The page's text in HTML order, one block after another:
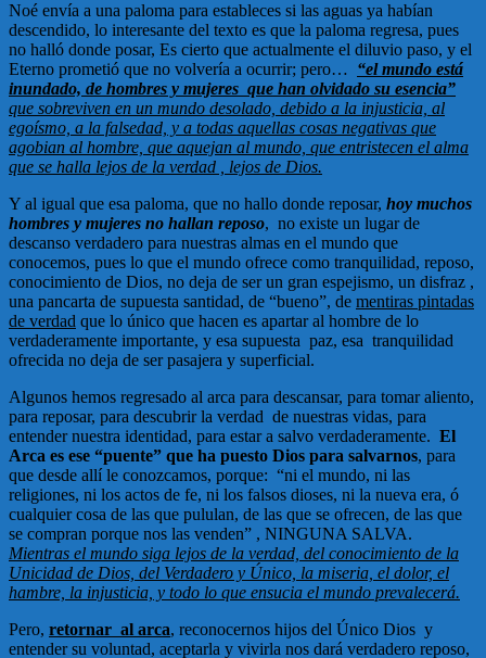
Noé envía a una paloma para estableces si las aguas ya habían
descendido, lo interesante del texto es que la paloma regresa, pues
no halló donde posar, Es cierto que actualmente el diluvio paso, y el
Eterno prometió que no volvería a ocurrir; pero… “el mundo está
inundado, de hombres y mujeres que han olvidado su esencia”
que sobreviven en un mundo desolado, debido a la injusticia, al
egoísmo, a la falsedad, y a todas aquellas cosas negativas que
agobian al hombre, que aquejan al mundo, que entristecen el alma
que se halla lejos de la verdad , lejos de Dios.
Y al igual que esa paloma, que no hallo donde reposar, hoy muchos
hombres y mujeres no hallan reposo, no existe un lugar de
descanso verdadero para nuestras almas en el mundo que
conocemos, pues lo que el mundo ofrece como tranquilidad, reposo,
conocimiento de Dios, no deja de ser un gran espejismo, un disfraz ,
una pancarta de supuesta santidad, de “bueno”, de mentiras pintadas
de verdad que lo único que hacen es apartar al hombre de lo
verdaderamente importante, y esa supuesta paz, esa tranquilidad
ofrecida no deja de ser pasajera y superficial.
Algunos hemos regresado al arca para descansar, para tomar aliento,
para reposar, para descubrir la verdad de nuestras vidas, para
entender nuestra identidad, para estar a salvo verdaderamente. El
Arca es ese “puente” que ha puesto Dios para salvarnos, para
que desde allí le conozcamos, porque: “ni el mundo, ni las
religiones, ni los actos de fe, ni los falsos dioses, ni la nueva era, ó
cualquier cosa de las que pululan, de las que se ofrecen, de las que
se compran porque nos las venden” , NINGUNA SALVA.
Mientras el mundo siga lejos de la verdad, del conocimiento de la
Unicidad de Dios, del Verdadero y Único, la miseria, el dolor, el
hambre, la injusticia, y todo lo que ensucia el mundo prevalecerá.
Pero, retornar al arca, reconocernos hijos del Único Dios y
entender su voluntad, aceptarla y vivirla nos dará verdadero reposo,